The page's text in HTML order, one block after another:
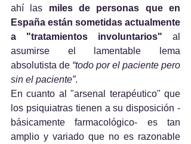
ahí las miles de personas que en
España están sometidas actualmente
a "tratamientos involuntarios" al
asumirse el lamentable lema
absolutista de “todo por el paciente pero
sin el paciente”.
En cuanto al "arsenal terapéutico" que
los psiquiatras tienen a su disposición -
básicamente farmacológico- es tan
amplio y variado que no es razonable